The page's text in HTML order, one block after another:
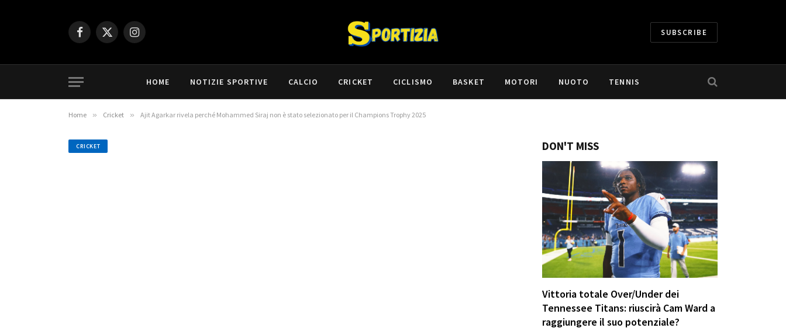
Facebook
X
Instagram SUBSCRIBE
HOME NOTIZIE SPORTIVE CALCIO CRICKET CICLISMO BASKET MOTORI NUOTO TENNIS
Home » Cricket » Ajit Agarkar rivela perché Mohammed Siraj non è stato selezionato per il Champions Trophy 2025
CRICKET DON'T MISS
Vittoria totale Over/Under dei
Tennessee Titans: riuscirà Cam Ward a
raggiungere il suo potenziale?